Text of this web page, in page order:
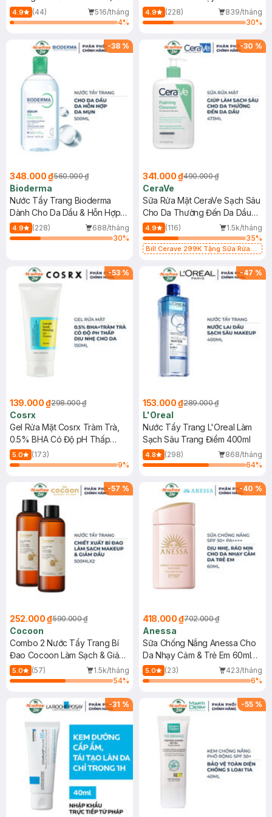
Mới)
4.9 (44)
516/tháng
4%
4.9 (228)
839/tháng
30%
-38 %
348.000 ₫560.000 ₫
Bioderma
Nước Tẩy Trang Bioderma
Dành Cho Da Dầu & Hỗn Hợp
500ml
4.9 (228)
688/tháng
30%
-30 %
341.000 ₫490.000 ₫
CeraVe
Sữa Rửa Mặt CeraVe Sạch Sâu
Cho Da Thường Đến Da Dầu
473ml
4.9 (116)
1.5k/tháng
35%
Bill Cerave 299K Tặng Sữa Rửa
-53 %
139.000 ₫298.000 ₫
Cosrx
Gel Rửa Mặt Cosrx Tràm Trà,
0.5% BHA Có Độ pH Thấp
150ml
5.0
(173)
9%
-47 %
153.000 ₫289.000 ₫
L'Oreal
Nước Tẩy Trang L'Oreal Làm
Sạch Sâu Trang Điểm 400ml
4.8 (298)
868/tháng
64%
-57 %
252.000 ₫590.000 ₫
Cocoon
Combo 2 Nước Tẩy Trang Bí
Đao Cocoon Làm Sạch & Giảm
Dầu 500ml
5.0 (57)
1.5k/tháng
54%
-40 %
418.000 ₫702.000 ₫
Anessa
Sữa Chống Nắng Anessa Cho
Da Nhạy Cảm & Trẻ Em 60ml
(Mới)
5.0 (23)
423/tháng
6%
-31 % -55 %